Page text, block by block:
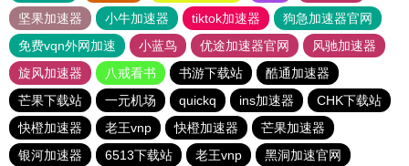
坚果加速器
小牛加速器 tiktok加速器
狗急加速器官网
免费vqn外网加速
小蓝鸟 优途加速器官网
风驰加速器
旋风加速器
八戒看书 书游下载站
酷通加速器
芒果下载站
一元机场 quickq ins加速器
CHK下载站
快橙加速器
老王vnp 快橙加速器
芒果加速器
银河加速器
6513下载站 老王vnp
黑洞加速官网